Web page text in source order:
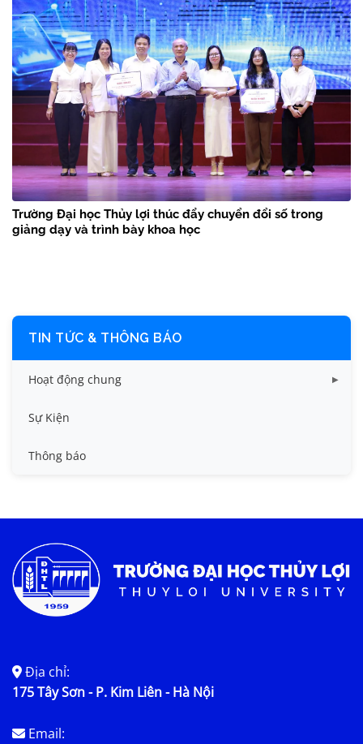
Trường Đại học Thủy lợi thúc đẩy chuyển đổi số trong
giảng dạy và trình bày khoa học
TIN TỨC & THÔNG BÁO
Hoạt động chung
Tin công tác sinh viên
Tin đào tạo
Tin tức chung
Sự Kiện
Thông báo
Địa chỉ:
175 Tây Sơn - P. Kim Liên - Hà Nội
Email: